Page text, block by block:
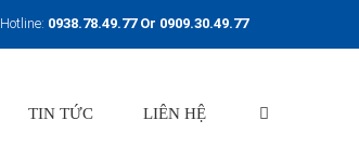
Hotline: 0938.78.49.77 Or 0909.30.49.77
TIN TỨC LIÊN HỆ